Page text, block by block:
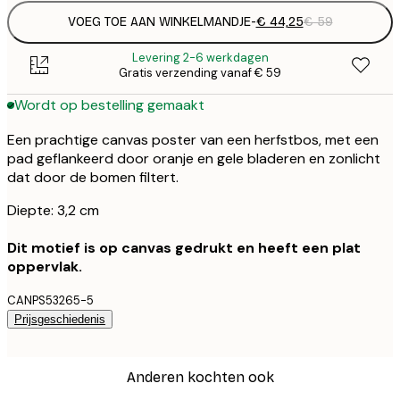
VOEG TOE AAN WINKELMANDJE-€ 44,25€ 59
Levering 2-6 werkdagen
Gratis verzending vanaf € 59
Wordt op bestelling gemaakt
Een prachtige canvas poster van een herfstbos, met een
pad geflankeerd door oranje en gele bladeren en zonlicht
dat door de bomen filtert.
Diepte: 3,2 cm
Dit motief is op canvas gedrukt en heeft een plat
oppervlak.
CANPS53265-5
Prijsgeschiedenis
Anderen kochten ook